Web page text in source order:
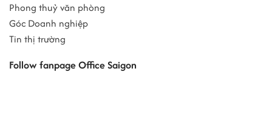
Phong thuỷ văn phòng
Góc Doanh nghiệp
Tin thị trường
Follow fanpage Office Saigon